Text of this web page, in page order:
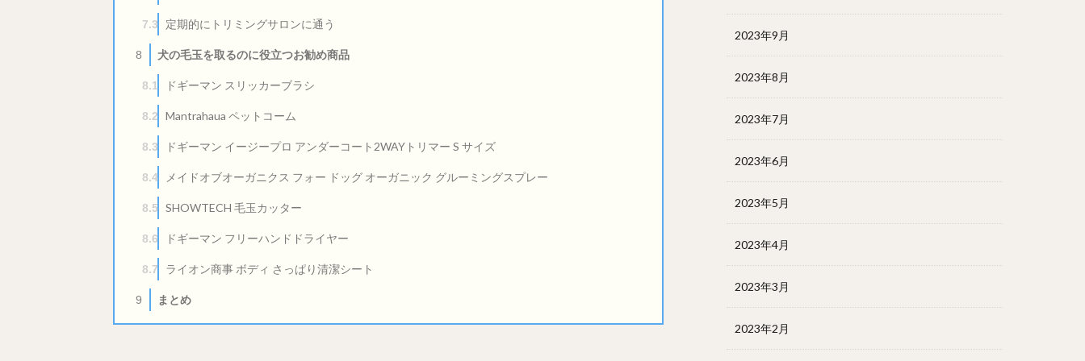
7.3 定期的にトリミングサロンに通う
8 犬の毛玉を取るのに役立つお勧め商品
8.1 ドギーマン スリッカーブラシ
8.2 Mantrahaua ペットコーム
8.3 ドギーマン イージープロ アンダーコート2WAYトリマー S サイズ
8.4 メイドオブオーガニクス フォー ドッグ オーガニック グルーミングスプレー
8.5 SHOWTECH 毛玉カッター
8.6 ドギーマン フリーハンドドライヤー
8.7 ライオン商事 ボディ さっぱり清潔シート
9 まとめ
2023年9月
2023年8月
2023年7月
2023年6月
2023年5月
2023年4月
2023年3月
2023年2月